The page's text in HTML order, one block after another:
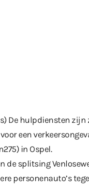
De hulpdiensten
een
in Ospel.
de splitsing
personenauto’s